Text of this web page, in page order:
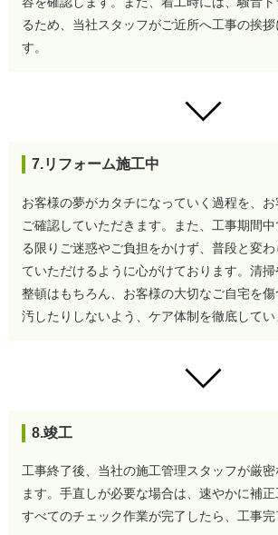
るため、当社スタッフがご近所へ工事の挨
す。
7.リフォーム施工中
お客様の夢がカタチになっていく過程を、
ご確認していただきます。
また、工事期間
る限りご迷惑やご負担をかけず、普段と変
ていただけるように心がけております。 清掃
整頓はもちろん、お客様の大切なご自宅を
汚したりしないよう、ケア体制を徹底してい
8.竣工
工事終了後、当社の施工管理スタッフが厳
ます。 手直しが必要な場合は、速やかに補正
すべてのチェック作業が完了したら、工事完